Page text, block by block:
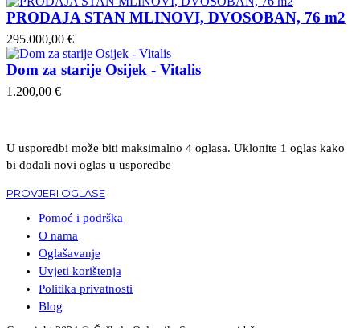
PRODAJA STAN MLINOVI, DVOSOBAN, 76 m2
295.000,00 €
Dom za starije Osijek - Vitalis
1.200,00 €
U usporedbi može biti maksimalno 4 oglasa. Uklonite 1 oglas kako
bi dodali novi oglas u usporedbe
PROVJERI OGLASE
Pomoć i podrška
O nama
Oglašavanje
Uvjeti korištenja
Politika privatnosti
Blog